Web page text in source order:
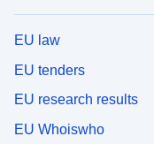
EU law
EU tenders
EU research results
EU Whoiswho